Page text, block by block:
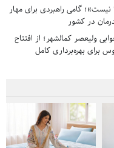
گامی راهبردی برای مهار
در کشور
۱۳۵ تختخوابی ولیعصر کمالشهر؛ از افتتاح
برای بهره‌برداری کامل